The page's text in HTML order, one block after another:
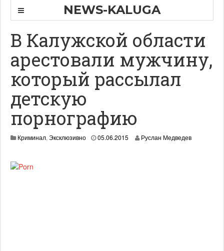
NEWS-KALUGA
В Калужской области
арестовали мужчину,
который рассылал
детскую
порнографию
Криминал, Эксклюзивно 05.06.2015 Руслан Медведев